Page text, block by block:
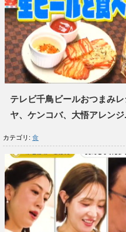
テレビ千鳥ビールおつまみ
ヤ、ケンコバ、大悟アレンジ
カテゴリ: 食